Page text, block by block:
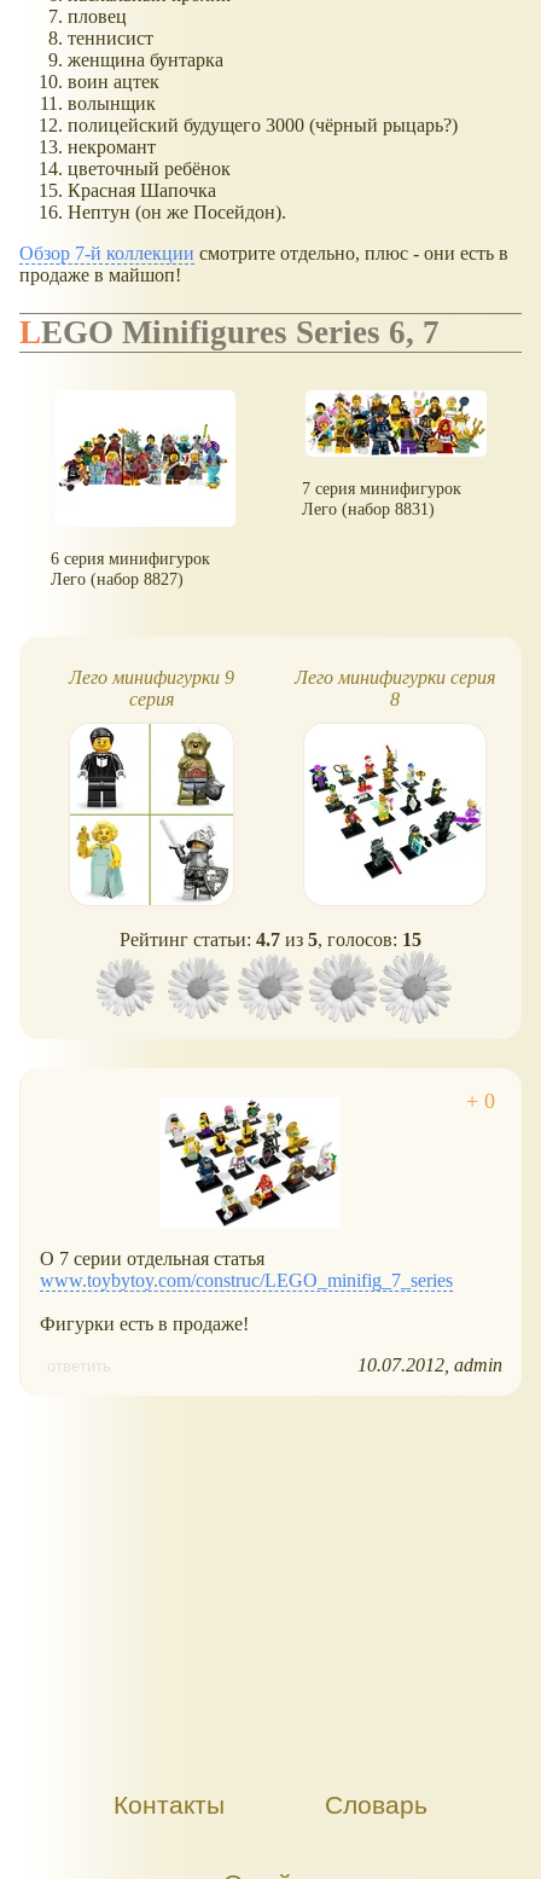
пловец
теннисист
женщина бунтарка
воин ацтек
волынщик
полицейский будущего 3000 (чёрный рыцарь?)
некромант
цветочный ребёнок
Красная Шапочка
Нептун (он же Посейдон).
Обзор 7-й коллекции смотрите отдельно, плюс - они есть в
продаже в майшоп!
LEGO Minifigures Series 6, 7
6 серия минифигурок
Лего (набор 8827)
7 серия минифигурок
Лего (набор 8831)
Лего минифигурки 9
серия
Лего минифигурки серия
8
Рейтинг статьи: 4.7 из 5, голосов: 15
О 7 серии отдельная статья
www.toybytoy.com/construc/LEGO_minifig_7_series
Фигурки есть в продаже!
ответить 10.07.2012 admin
Контакты Словарь